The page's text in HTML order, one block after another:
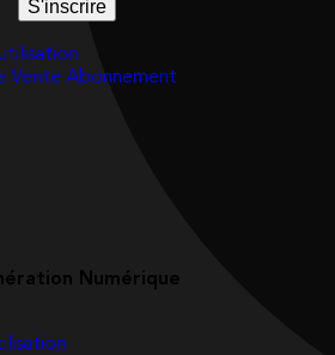
S'inscrire
Vente Abonnement
Numérique